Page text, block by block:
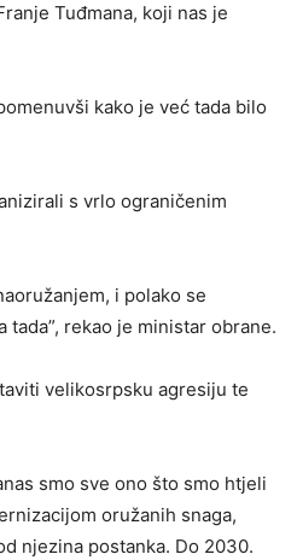
Tuđmana, koji nas je
kako je već tada bilo
s vrlo ograničenim
i polako se
rekao je ministar obrane.
velikosrpsku agresiju te
smo sve ono što smo htjeli
oružanih snaga,
njezina postanka. Do 2030.